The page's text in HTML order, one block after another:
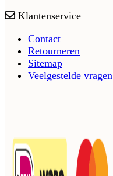
Klantenservice
Contact
Retourneren
Sitemap
Veelgestelde vragen